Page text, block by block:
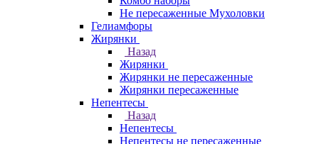
Не пересаженные Мухоловки
Гелиамфоры
Жирянки
Назад
Жирянки
Жирянки не пересаженные
Жирянки пересаженные
Непентесы
Назад
Непентесы
Непентесы не пересаженные